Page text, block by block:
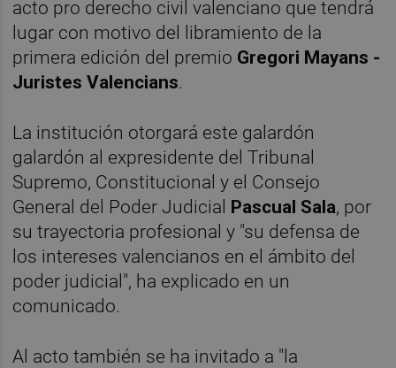
acto pro derecho civil valenciano que tendrá
lugar con motivo del libramiento de la
primera edición del premio Gregori Mayans -
Juristes Valencians.
La institución otorgará este galardón
galardón al expresidente del Tribunal
Supremo, Constitucional y el Consejo
General del Poder Judicial Pascual Sala, por
su trayectoria profesional y "su defensa de
los intereses valencianos en el ámbito del
poder judicial", ha explicado en un
comunicado.
Al acto también se ha invitado a "la